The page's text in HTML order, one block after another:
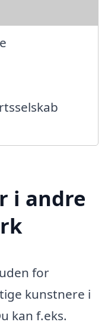
i andre
for
kunstnere i
kan f.eks.